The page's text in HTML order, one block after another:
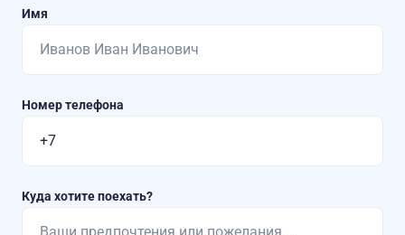
Имя
Номер телефона
Куда хотите поехать?